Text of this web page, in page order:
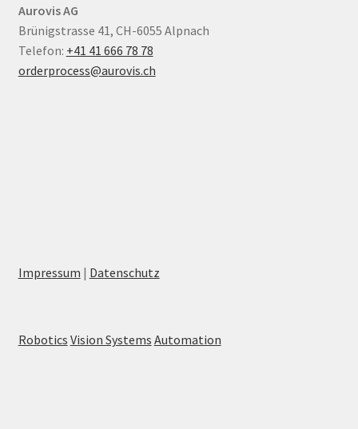
Aurovis AG
Brünigstrasse 41, CH-6055 Alpnach
Telefon: +41 41 666 78 78
orderprocess@aurovis.ch
Impressum | Datenschutz
Robotics Vision Systems Automation